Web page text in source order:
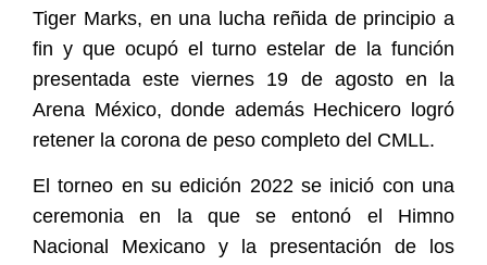
Tiger Marks, en una lucha reñida de principio a
fin y que ocupó el turno estelar de la función
presentada este viernes 19 de agosto en la
Arena México, donde además Hechicero logró
retener la corona de peso completo del CMLL.
El torneo en su edición 2022 se inició con una
ceremonia en la que se entonó el Himno
Nacional Mexicano y la presentación de los